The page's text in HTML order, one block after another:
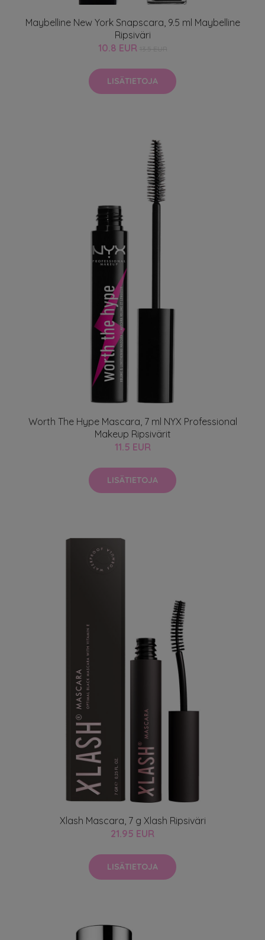
Maybelline New York Snapscara, 9.5 ml Maybelline
Ripsiväri
10.8 EUR
LISÄTIETOJA
Worth The Hype Mascara, 7 ml NYX Professional
Makeup Ripsivärit
11.5 EUR
LISÄTIETOJA
Xlash Mascara, 7 g Xlash Ripsiväri
21.95 EUR
LISÄTIETOJA